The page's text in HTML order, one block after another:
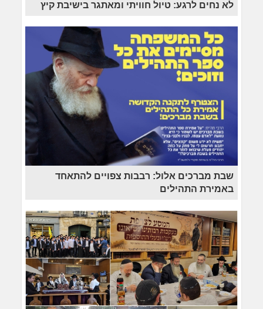
לא נחים לרגע: טיול חוויתי ומאתגר בישיבת קיץ
שבת מברכים אלול: רבבות צפויים להתאחד
באמירת התהילים